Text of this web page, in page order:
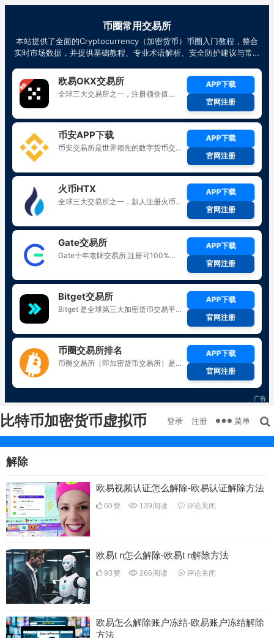
比特币加密货币虚拟币 登录 注册 菜单
解除
欧易视频认证怎么解除-欧易认证解除方法
60赞 139 阅读 评论关闭
欧易t n怎么解除-欧易t n解除方法
93赞 266 阅读 评论关闭
欧易怎么解除账户冻结-欧易账户冻结解除
方法